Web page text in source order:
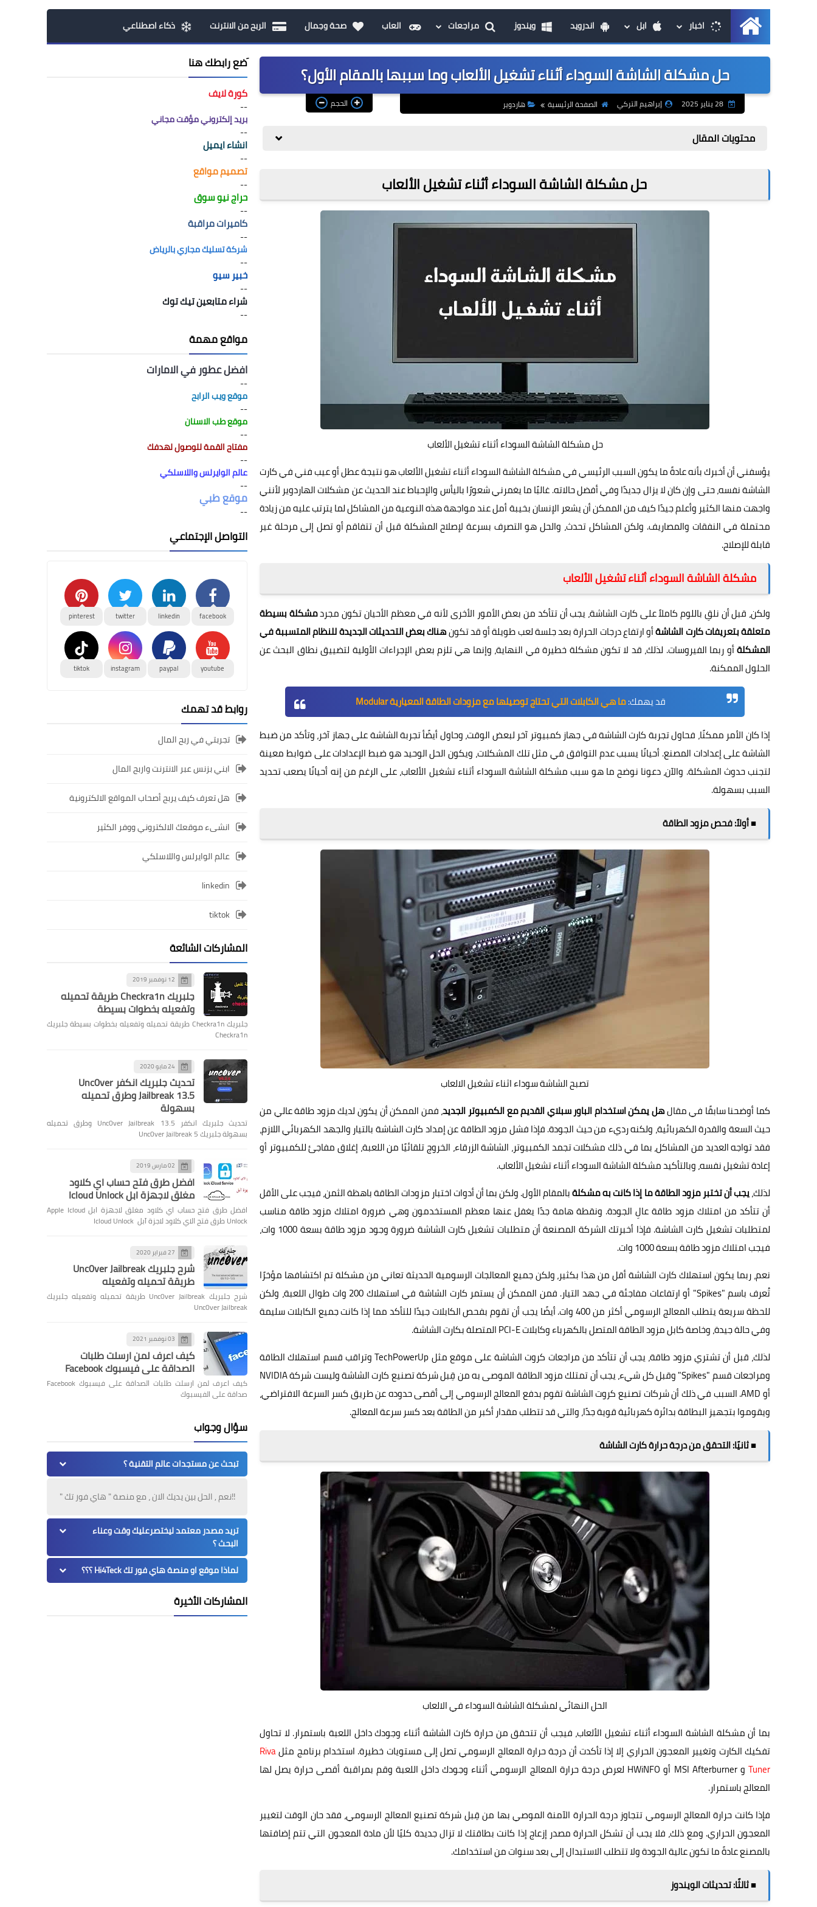
الرئيسيةاخبار ابل اندرويد ويندوز مراجعات العاب صحة وجمال الربح من الانترنت ذكاء اصطناعي
حل مشكلة الشاشة السوداء أثناء تشغيل الألعاب وما سببها بالمقام الأول؟
إبراهيم التركي الصفحة الرئيسية هاردوير الحجم
محتويات المقال
حل مشكلة الشاشة السوداء أثناء تشغيل الألعاب
حل مشكلة الشاشة السوداء أثناء تشغيل الألعاب
يؤسفني أن أخبرك بأنه عادةً ما يكون السبب الرئيسي في مشكلة الشاشة السوداء أثناء تشغيل الألعاب هو نتيجة عطل أو عيب فني في كارت
الشاشة نفسه، حتى وإن كان لا يزال جديدًا وفي أفضل حالاته. غالبًا ما يغمرني شعورًا باليأس والإحباط عند الحديث عن مشكلات الهاردوير لأنني
واجهت منها الكثير وأعلم جيدًا كيف من الممكن أن يشعر الإنسان بخيبة أمل عند مواجهة هذه النوعية من المشاكل لما يترتب عليه من زيادة
محتملة في النفقات والمصاريف. ولكن المشاكل تحدث، والحل هو التصرف بسرعة لإصلاح المشكلة قبل أن تتفاقم أو تصل إلى مرحلة غير
قابلة للإصلاح.
مشكلة الشاشة السوداء أثناء تشغيل الألعاب
ولكن، قبل أن نلقِ باللوم كاملاً على كارت الشاشة، يجب أن تتأكد من بعض الأمور الأخرى لأنه في معظم الأحيان تكون مجردمشكلة بسيطة
متعلقة بتعريفات كارت الشاشةأو ارتفاع درجات الحرارة بعد جلسة لعب طويلة أو قد تكونهناك بعض التحديثات الجديدة للنظام المتسببة في
المشكلةأو ربما الفيروسات. لذلك، قد لا تكون مشكلة خطيرة في النهاية، وإنما هي تلزم بعض الإجراءات الأولية لتضييق نطاق البحث عن
الحلول الممكنة.
قد يهمك:ما هي الكابلات التي تحتاج توصيلها مع مزودات الطاقة المعيارية Modular
إذا كان الأمر ممكنًا، فحاول تجربة كارت الشاشة في جهاز كمبيوتر آخر لبعض الوقت، وحاول أيضًأ تجربة الشاشة على جهاز آخر، وتأكد من ضبط
الشاشة على إعدادات المصنع. أحيانًا يسبب عدم التوافق في مثل تلك المشكلات، ويكون الحل الوحيد هو ضبط الإعدادات على ضوابط معينة
لتجنب حدوث المشكلة. والآن، دعونا نوضح ما هو سبب مشكلة الشاشة السوداء أثناء تشغيل الألعاب، على الرغم من إنه أحيانًا يصعب تحديد
السبب بسهولة.
■ أولاً: فحص مزود الطاقة
تصبح الشاشة سوداء اثناء تشغيل الالعاب
كما أوضحنا سابقًا في مقالهل يمكن استخدام الباور سبلاي القديم مع الكمبيوتر الجديد، فمن الممكن أن يكون لديك مزود طاقة عالي من
حيث السعة والقدرة الكهربائية، ولكنه رديء من حيث الجودة. فإذا فشل مزود الطاقة عن إمداد كارت الشاشة بالتيار والجهد الكهربائي اللازم،
فقد تواجه العديد من المشاكل، بما في ذلك مشكلات تجمد الكمبيوتر، الشاشة الزرقاء، الخروج تلقائيًا من اللعبة، إغلاق مفاجئ للكمبيوتر أو
إعادة تشغيل نفسه، وبالتأكيد مشكلة الشاشة السوداء أثناء تشغيل الألعاب.
لذلك،يجب أن تختبر مزود الطاقة ما إذا كانت به مشكلةبالمقام الأول. ولكن بما أن أدوات اختبار مزودات الطاقة باهظة الثمن، فيجب على الأقل
أن تتأكد من امتلاك مزود طاقة عالِ الجودة. ونقطة هامة جدًا يغفل عنها معظم المستخدمون وهي ضرورة امتلاك مزود طاقة مناسب
لمتطلبات تشغيل كارت الشاشة. فإذا أخبرتك الشركة المصنعة أن متطلبات تشغيل كارت الشاشة ضرورة وجود مزود طاقة بسعة 1000 وات،
فيجب امتلاك مزود طاقة بسعة 1000 وات.
نعم، ربما يكون استهلاك كارت الشاشة أقل من هذا بكثير، ولكن جميع المعالجات الرسومية الحديثة تعاني من مشكلة تم اكتشافها مؤخرًا
تُعرف باسم "Spikes" أو ارتفاعات مفاجئة في جهد التيار. فمن الممكن أن يستمر كارت الشاشة في استهلاك 200 وات طوال اللعبة، ولكن
للحظة سريعة يتطلب المعالج الرسومي أكثر من 400 وات. أيضًا يجب أن تقوم بفحص الكابلات جيدًا للتأكد مما إذا كانت جميع الكابلات سليمة
وفي حالة جيدة، وخاصة كابل مزود الطاقة المتصل بالكهرباء وكابلات PCI-E المتصلة بكارت الشاشة.
لذلك، قبل أن تشتري مزود طاقة، يجب أن تتأكد من مراجعات كروت الشاشة على موقع مثل TechPowerUp وتراقب قسم استهلاك الطاقة
ومراجعات قسم "Spikes" وقبل كل شيء، يجب أن تمتلك مزود الطاقة الموصى به من قِبل شركة تصنيع كارت الشاشة وليست شركة NVIDIA
أو AMD. السبب في ذلك أن شركات تصنيع كروت الشاشة تقوم بدفع المعالج الرسومي إلى أقصى حدوده عن طريق كسر السرعة الافتراضي،
ويقوموا بتجهيز البطاقة بدائرة كهربائية قوية جدًا، والتي قد تتطلب مقدار أكبر من الطاقة بعد كسر سرعة المعالج.
■ ثانيًا: التحقق من درجة حرارة كارت الشاشة
الحل النهائي لمشكلة الشاشة السوداء في الالعاب
بما أن مشكلة الشاشة السوداء أثناء تشغيل الألعاب، فيجب أن تتحقق من حرارة كارت الشاشة أثناء وجودك داخل اللعبة باستمرار. لا تحاول
تفكيك الكارت وتغيير المعجون الحراري إلا إذا تأكدت أن درجة حرارة المعالج الرسومي تصل إلى مستويات خطيرة. استخدام برنامج مثلRiva
Tuner
و MSI Afterburner أو HWiNFO لعرض درجة حرارة المعالج الرسومي أثناء وجودك داخل اللعبة وقم بمراقبة أقصى حرارة يصل لها
المعالج باستمرار.
فإذا كانت حرارة المعالج الرسومي تتجاوز درجة الحرارة الآمنة الموصي بها من قِبل شركة تصنيع المعالج الرسومي، فقد حان الوقت لتغيير
المعجون الحراري. ومع ذلك، فلا يجب أن تشكل الحرارة مصدر إزعاج إذا كانت بطاقتك لا تزال جديدة كليًا لأن مادة المعجون التي تتم إضافتها
بالمصنع عادةً ما تكون عالية الجودة ولا تتطلب الاستبدال إلى بعد سنوات من استخدامك.
■ ثالثًا: تحديثات الويندوز
َضع رابطك هنا
كورة لايف
--
بريد إلكتروني مؤقت مجاني
--
انشاء ايميل
--
تصميم مواقع
--
حراج نيو سوق
--
كاميرات مراقبة
--
شركة تسليك مجاري بالرياض
--
خبير سيو
--
شراء متابعين تيك توك
--
مواقع مهمة
افضل عطور في الامارات
--
موقع ويب الرابح
--
موقع طب الاسنان
--
مفتاح القمة للوصول لهدفك
--
عالم الوايرلس واللاسلكي
--
موقع طبي
--
التواصل الإجتماعي
facebook
linkedin
twitter
pinterest
youtube
paypal
instagram
tiktok
روابط قد تهمك
تجربتي في ربح المال
ابني بزنس عبر الانترنت واربح المال
هل تعرف كيف يربح أصحاب المواقع الالكترونية
انشىء موقعك الالكتروني ووفر الكثير
عالم الوايرلس واللاسلكي
linkedin
tiktok
المشاركات الشائعة
12 نوفمبر 2019
جلبريك Checkra1n طريقة تحميله
وتفعيله بخطوات بسيطة
جلبريك Checkra1n طريقة تحميله وتفعيله بخطوات بسيطة جلبريك
Checkra1n
24 مايو 2020
تحديث جلبريك انكفر Unc0ver
Jailbreak 13.5 وطرق تحميله
بسهولة
تحديث جلبريك انكفر Unc0ver Jailbreak 13.5 وطرق تحميله
بسهولة جلبريك Unc0ver Jailbreak 5
02 مارس 2019
افضل طرق فتح حساب اي كلاود
مغلق لاجهزة ابل Icloud Unlock
افضل طرق فتح حساب اي كلاود مغلق لاجهزة ابل Apple Icloud
Unlock طرق فتح الاي كلاود لاجزة آبل Icloud Unlock
27 فبراير 2020
شرح جلبريك Unc0ver Jailbreak
طريقة تحميله وتفعيله
شرح جلبريك Unc0ver Jailbreak طريقة تحميله وتفعيله جلبريك
Unc0ver Jailbreak
03 نوفمبر 2021
كيف اعرف لمن ارسلت طلبات
الصداقة على فيسبوك Facebook
كيف اعرف لمن ارسلت طلبات الصداقة على فيسبوك Facebook
صداقة على الفيسبوك
سؤال وجواب
تبحث عن مستجدات عالم التقنية ؟
!!نعم , الحل بين يديك الان ، مع منصة " هاي فور تك "
تريد مصدر معتمد ليختصرعليك وقت وعناء
البحث ؟
لماذا موقع او منصة هاي فور تك Hi4Teck ؟؟؟
المشاركات الأخيرة